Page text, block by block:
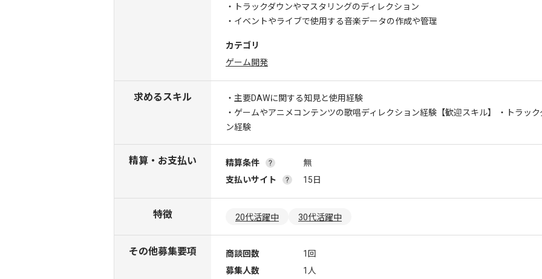
・トラックダウンやマスタリングのディレクション
・イベントやライブで使用する音楽データの作成や管理
カテゴリ
ゲーム開発
求めるスキル
・主要DAWに関する知見と使用経験
・ゲームやアニメコンテンツの歌唱ディレクション経験 【歓迎スキル】 ・トラッ
ン経験
精算・お支払い 精算条件
無
支払いサイト
15日
特徴 20代活躍中 30代活躍中
その他募集要項 商談回数
1回
募集人数
1人